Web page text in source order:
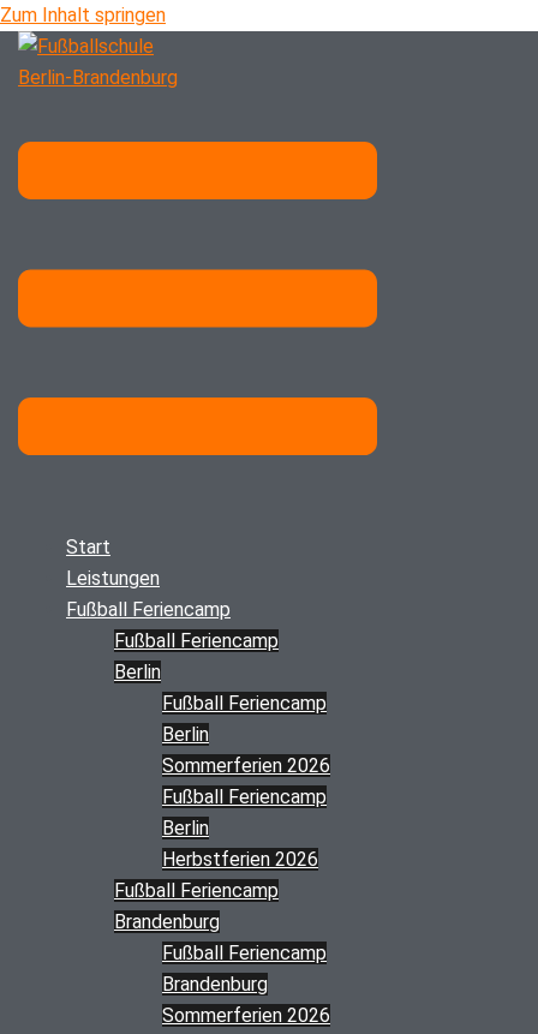
Zum Inhalt springen
Start
Leistungen
Fußball Feriencamp
Fußball Feriencamp
Berlin
Fußball Feriencamp
Berlin
Sommerferien 2026
Fußball Feriencamp
Berlin
Herbstferien 2026
Fußball Feriencamp
Brandenburg
Fußball Feriencamp
Brandenburg
Sommerferien 2026